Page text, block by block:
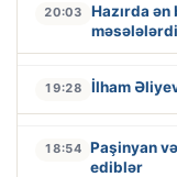
20:03
Hazırda ən
19:28 İlham
18:54 Paşinyan
ediblər